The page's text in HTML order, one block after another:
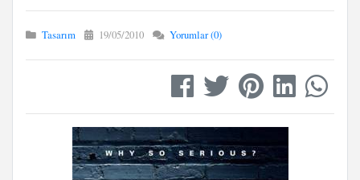
Tasarım 19/05/2010 Yorumlar (0)